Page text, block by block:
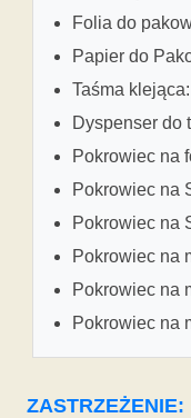
Folia do
Papier do
Taśma
Dyspenser do
Pokrowiec na
Pokrowiec na
Pokrowiec na
Pokrowiec na
Pokrowiec na
Pokrowiec na
ZASTRZEŻENIE: